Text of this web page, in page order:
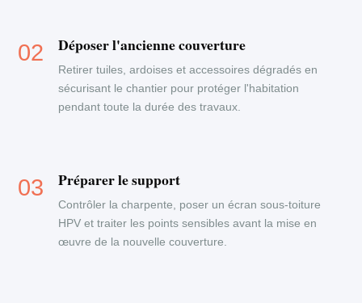
Déposer l'ancienne couverture
Retirer tuiles, ardoises et accessoires dégradés en
sécurisant le chantier pour protéger l'habitation
pendant toute la durée des travaux.
Préparer le support
Contrôler la charpente, poser un écran sous-toiture
HPV et traiter les points sensibles avant la mise en
œuvre de la nouvelle couverture.